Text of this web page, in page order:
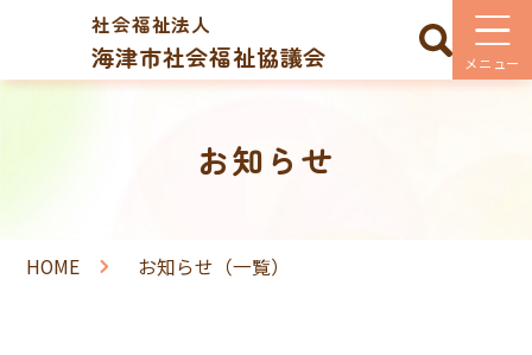
社会福祉法人
海津市社会福祉協議会
お知らせ
HOME お知らせ（一覧）